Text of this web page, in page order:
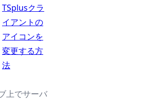
TSplusクラ
イアントの
アイコンを
変更する方
法
上でサーバ